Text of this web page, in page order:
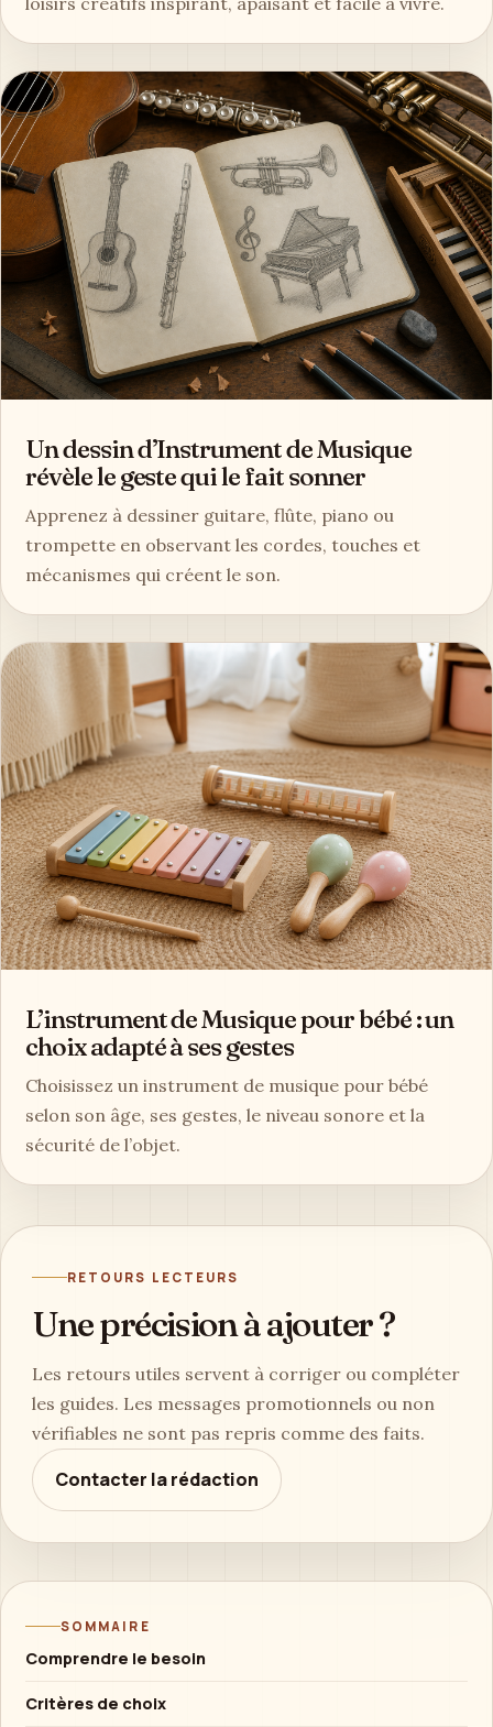
Un dessin d’Instrument de Musique
révèle le geste qui le fait sonner
Apprenez à dessiner guitare, flûte, piano ou
trompette en observant les cordes, touches et
mécanismes qui créent le son.
L’instrument de Musique pour bébé : un
choix adapté à ses gestes
Choisissez un instrument de musique pour bébé
selon son âge, ses gestes, le niveau sonore et la
sécurité de l’objet.
RETOURS LECTEURS
Une précision à ajouter ?
Les retours utiles servent à corriger ou compléter
les guides. Les messages promotionnels ou non
vérifiables ne sont pas repris comme des faits.
Contacter la rédaction
SOMMAIRE
Comprendre le besoin
Critères de choix